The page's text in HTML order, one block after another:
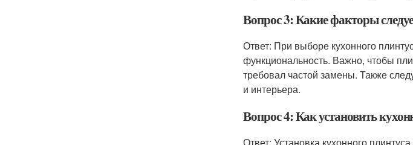
Вопрос 3: Какие факторы
Ответ: При выборе кухонного
функциональность. Важно, чтобы
требовал частой замены. Также
и интерьера.
Вопрос 4: Как установить